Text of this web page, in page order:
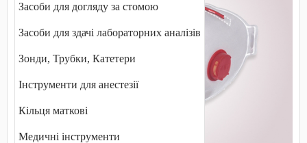
Засоби для догляду за стомою
Засоби для здачі лабораторних аналізів
Зонди, Трубки, Катетери
Інструменти для анестезії
Кільця маткові
Медичні інструменти